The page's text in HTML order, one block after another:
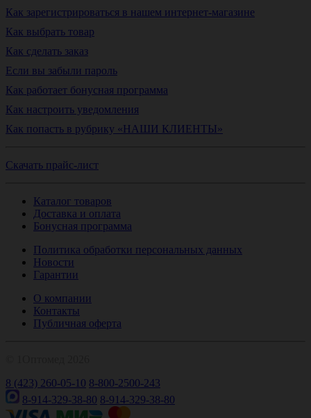
Как зарегистрироваться в нашем интернет-магазине
Как выбрать товар
Как сделать заказ
Если вы забыли пароль
Как работает бонусная программа
Как настроить уведомления
Как попасть в рубрику «НАШИ КЛИЕНТЫ»
Скачать прайс-лист
Каталог товаров
Доставка и оплата
Бонусная программа
Политика обработки персональных данных
Новости
Гарантии
О компании
Контакты
Публичная оферта
8 (423) 260-05-10 8-800-2500-243
8-914-329-38-80 8-914-329-38-80